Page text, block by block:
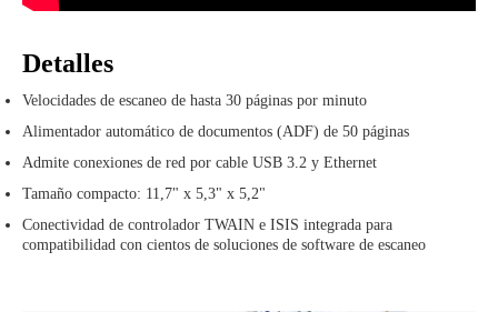
Detalles
Velocidades de escaneo de hasta 30 páginas por minuto
Alimentador automático de documentos (ADF) de 50 páginas
Admite conexiones de red por cable USB 3.2 y Ethernet
Tamaño compacto: 11,7" x 5,3" x 5,2"
Conectividad de controlador TWAIN e ISIS integrada para
compatibilidad con cientos de soluciones de software de escaneo